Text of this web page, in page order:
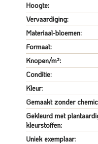
Hoogte:
Vervaardiging:
Materiaal-bloemen:
Formaat:
Knopen/m²:
Conditie:
Kleur:
Gemaakt zonder
Gekleurd met
kleurstoffen:
Uniek exemplaar: